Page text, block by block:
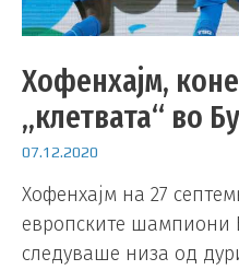
Хофенхајм,
„клетвата“ во
07.12.2020
Хофенхајм на 27
европските
следуваше низа од